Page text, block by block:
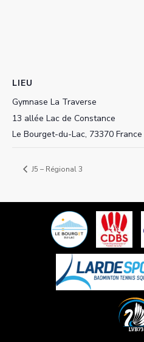
LIEU
Gymnase La Traverse
13 allée Lac de Constance
Le Bourget-du-Lac, 73370 France
J5 – Régional 3